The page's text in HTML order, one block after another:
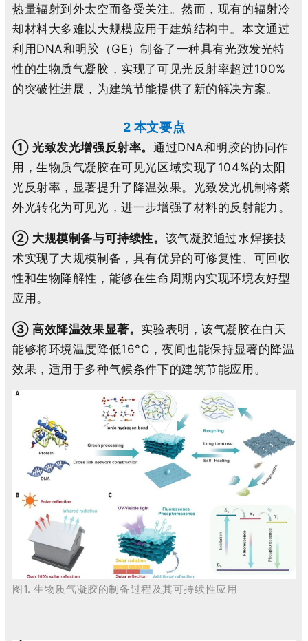
热量辐射到外太空而备受关注。然而，现有的辐射冷
却材料大多难以大规模应用于建筑结构中。本文通过
利用DNA和明胶（GE）制备了一种具有光致发光特
性的生物质气凝胶，实现了可见光反射率超过100%
的突破性进展，为建筑节能提供了新的解决方案。
2 本文要点
① 光致发光增强反射率。 通过DNA和明胶的协同作
用，生物质气凝胶在可见光区域实现了104%的太阳
光反射率，显著提升了降温效果。光致发光机制将紫
外光转化为可见光，进一步增强了材料的反射能力。
② 大规模制备与可持续性。 该气凝胶通过水焊接技
术实现了大规模制备，具有优异的可修复性、可回收
性和生物降解性，能够在生命周期内实现环境友好型
应用。
③ 高效降温效果显著。 实验表明，该气凝胶在白天
能够将环境温度降低16°C，夜间也能保持显著的降温
效果，适用于多种气候条件下的建筑节能应用。
图1.生物质气凝胶的制备过程及其可持续性应用